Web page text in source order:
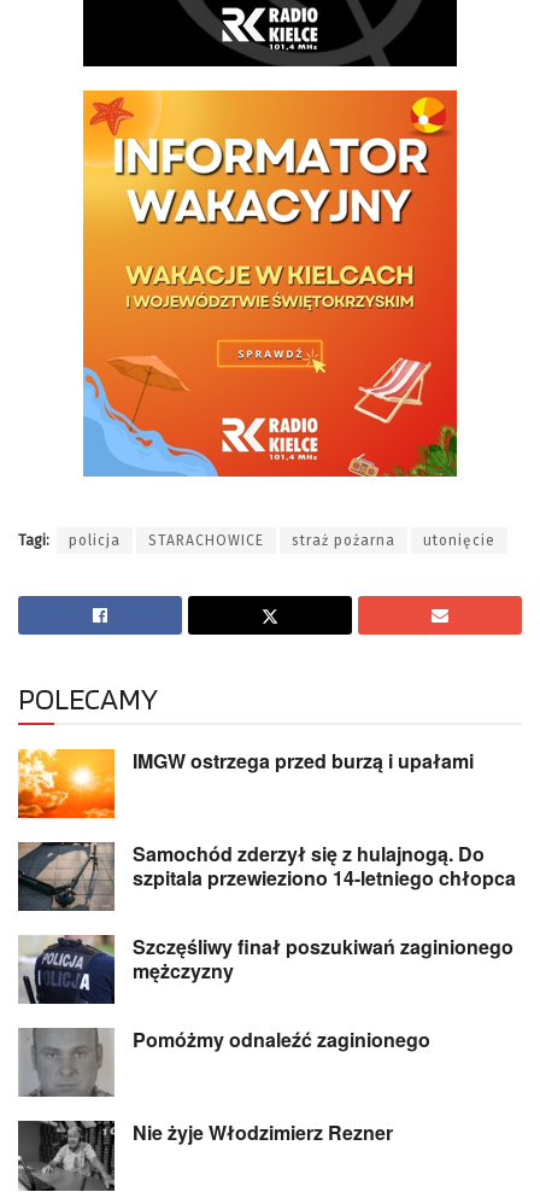
Tagi: policja STARACHOWICE straż pożarna utonięcie
POLECAMY
IMGW ostrzega przed burzą i upałami
Samochód zderzył się z hulajnogą. Do
szpitala przewieziono 14-letniego chłopca
Szczęśliwy finał poszukiwań zaginionego
mężczyzny
Pomóżmy odnaleźć zaginionego
Nie żyje Włodzimierz Rezner